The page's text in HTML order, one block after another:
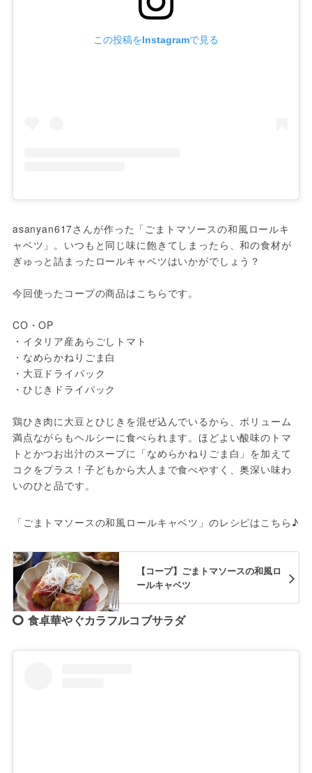
この投稿をInstagramで見る
asanyan617さんが作った「ごまトマソースの和風ロールキ
ャベツ」。いつもと同じ味に飽きてしまったら、和の食材が
ぎゅっと詰まったロールキャベツはいかがでしょう？
今回使ったコープの商品はこちらです。
CO・OP
・イタリア産あらごしトマト
・なめらかねりごま白
・大豆ドライパック
・ひじきドライパック
鶏ひき肉に大豆とひじきを混ぜ込んでいるから、ボリューム
満点ながらもヘルシーに食べられます。ほどよい酸味のトマ
トとかつお出汁のスープに「なめらかねりごま白」を加えて
コクをプラス！子どもから大人まで食べやすく、奥深い味わ
いのひと品です。
「ごまトマソースの和風ロールキャベツ」のレシピはこちら♪
【コープ】ごまトマソースの和風ロ
ールキャベツ
食卓華やぐカラフルコブサラダ